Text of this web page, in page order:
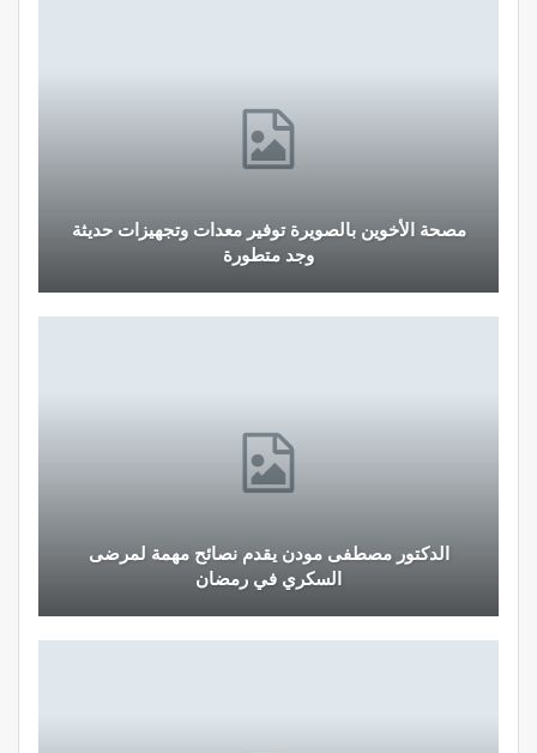
مصحة الأخوين بالصويرة توفير معدات وتجهيزات حديثة
وجد متطورة
الدكتور مصطفى مودن يقدم نصائح مهمة لمرضى
السكري في رمضان